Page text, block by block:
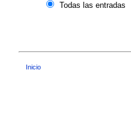
Todas las entradas
Inicio